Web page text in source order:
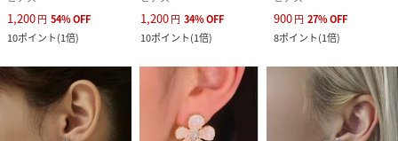
1,200円 54%OFF
10ポイント(1倍)
1,200円 34%OFF
10ポイント(1倍)
900円 27%OFF
8ポイント(1倍)